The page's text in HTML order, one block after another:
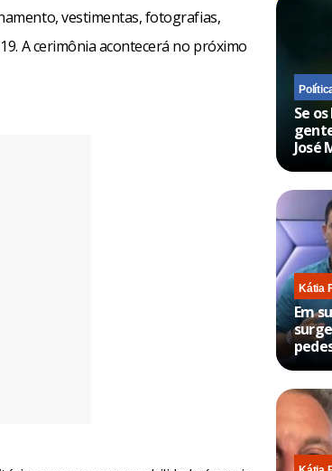
vestimentas, fotografias,
A cerimônia acontecerá no próximo
Se
José
Kátia
Em